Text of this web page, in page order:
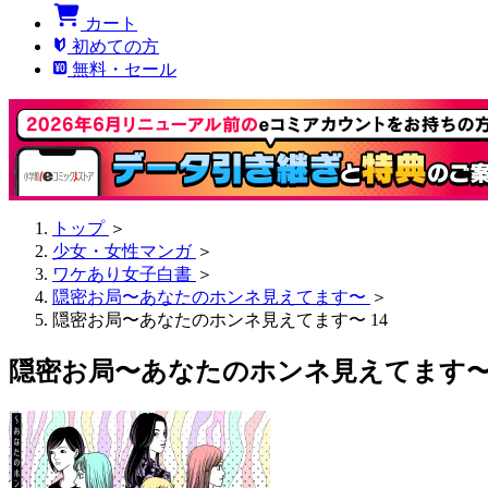
カート
初めての方
無料・セール
トップ ＞
少女・女性マンガ ＞
ワケあり女子白書 ＞
隠密お局〜あなたのホンネ見えてます〜 ＞
隠密お局〜あなたのホンネ見えてます〜 14
隠密お局〜あなたのホンネ見えてます